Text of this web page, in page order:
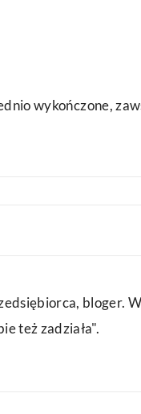
wykończone,
bloger.
też zadziała".